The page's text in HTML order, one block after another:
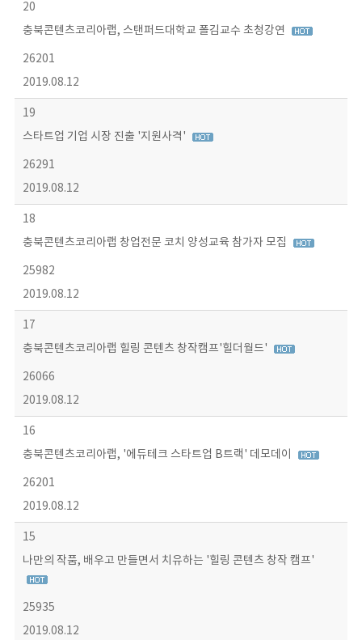
20
충북콘텐츠코리아랩, 스탠퍼드대학교 폴김교수 초청강연
26201
2019.08.12
19
스타트업 기업 시장 진출 '지원사격'
26291
2019.08.12
18
충북콘텐츠코리아랩 창업전문 코치 양성교육 참가자 모집
25982
2019.08.12
17
충북콘텐츠코리아랩 힐링 콘텐츠 창작캠프'힐더월드'
26066
2019.08.12
16
충북콘텐츠코리아랩, '에듀테크 스타트업 B트랙' 데모데이
26201
2019.08.12
15
나만의 작품, 배우고 만들면서 치유하는 '힐링 콘텐츠 창작 캠프'
25935
2019.08.12